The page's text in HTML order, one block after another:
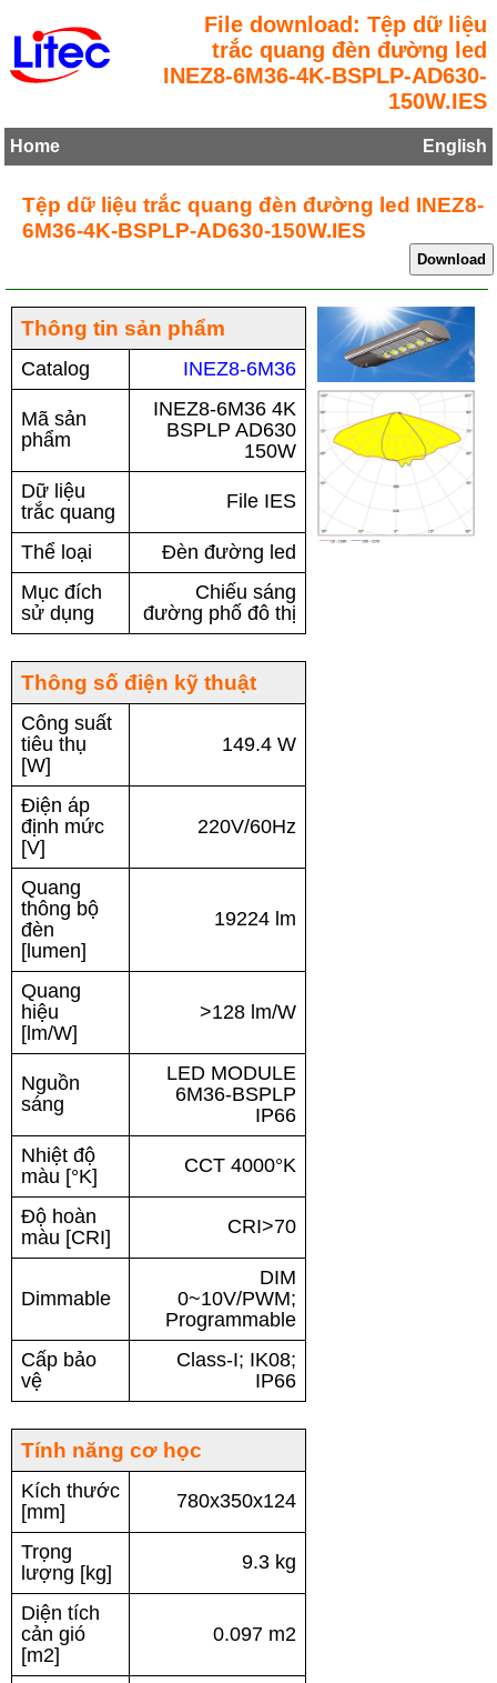
File download: Tệp dữ liệu
trắc quang đèn đường led
INEZ8-6M36-4K-BSPLP-AD630-
150W.IES
Home English
Tệp dữ liệu trắc quang đèn đường led INEZ8-
6M36-4K-BSPLP-AD630-150W.IES
Thông tin sản phẩm
Catalog INEZ8-6M36
Mã sản
phẩm
INEZ8-6M36 4K
BSPLP AD630
150W
Dữ liệu
trắc quang
File IES
Thể loại
Đèn đường led
Mục đích
sử dụng
Chiếu sáng
đường phố đô thị
Thông số điện kỹ thuật
Công suất
tiêu thụ
[W]
149.4 W
Điện áp
định mức
[V]
220V/60Hz
Quang
thông bộ
đèn
[lumen]
19224 lm
Quang
hiệu
[lm/W]
>128 lm/W
Nguồn
sáng
LED MODULE
6M36-BSPLP
IP66
Nhiệt độ
màu [°K]
CCT 4000°K
Độ hoàn
màu [CRI]
CRI>70
Dimmable
DIM
0~10V/PWM;
Programmable
Cấp bảo
vệ
Class-I; IK08;
IP66
Tính năng cơ học
Kích thước
[mm]
780x350x124
Trọng
lượng [kg]
9.3 kg
Diện tích
cản gió
[m2]
0.097 m2